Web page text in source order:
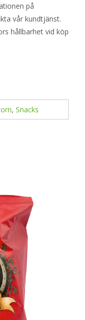
på
vår kundtjänst.
hållbarhet vid köp
, Snacks